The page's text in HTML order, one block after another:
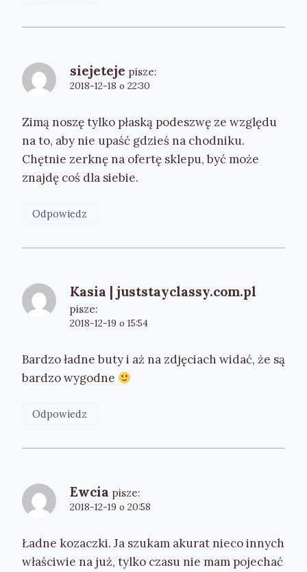
siejeteje pisze:
2018-12-18 o 22:30
Zimą noszę tylko płaską podeszwę ze względu
na to, aby nie upaść gdzieś na chodniku.
Chętnie zerknę na ofertę sklepu, być może
znajdę coś dla siebie.
Odpowiedz
Kasia | juststayclassy.com.pl
pisze:
2018-12-19 o 15:54
Bardzo ładne buty i aż na zdjęciach widać, że są
bardzo wygodne
Odpowiedz
Ewcia pisze:
2018-12-19 o 20:58
Ładne kozaczki. Ja szukam akurat nieco innych
właściwie na już, tylko czasu nie mam pojechać